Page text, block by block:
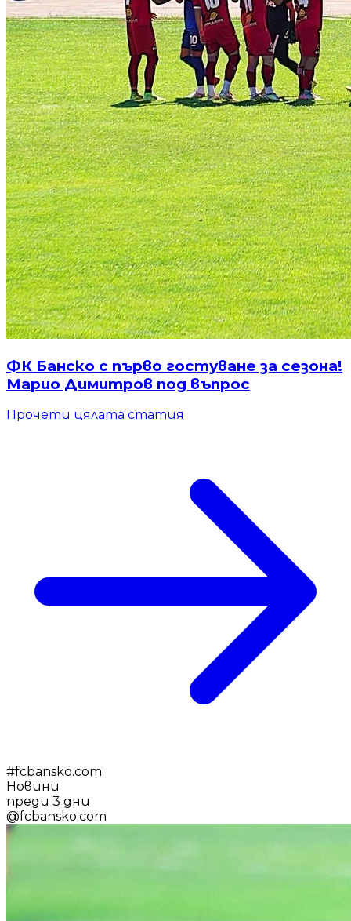
ФК Банско с първо гостуване за сезона!
Марио Димитров под въпрос
Прочети цялата статия
#fcbansko.com
Новини
преди 3 дни
@fcbansko.com